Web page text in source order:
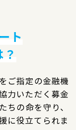
ト
ご指定の金融機
力いただく募金
ちの命を守り、
に役立てられま